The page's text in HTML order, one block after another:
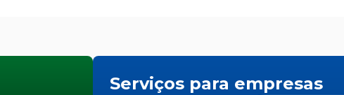
Serviços para empresas